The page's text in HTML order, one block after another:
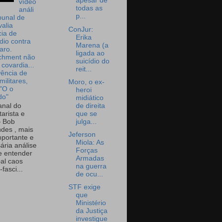
vídeo
análi
de
de
contra
não
de
o
do
e
Bob
, mais
e
análise
entender
caos
fasci...
todas as
p...
ConJur:
Erika
Marena (a
ligada ao
suicídio do
reit...
Moro, o ex-
heroi
midiático
de direita
que se
julga...
Jeferson
Miola: As
Forças
Armadas
na guerra
de ocu...
STF exige
que
Ministério
da Justiça
investigue